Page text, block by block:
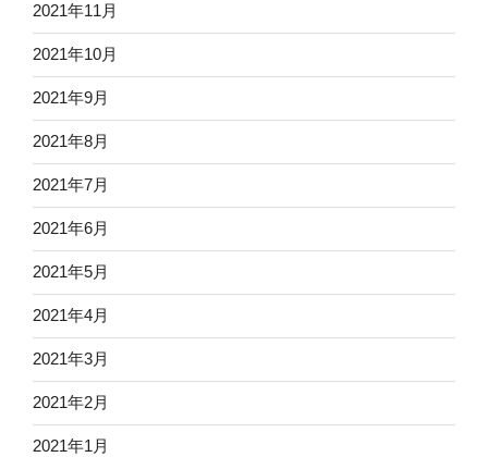
2021年11月
2021年10月
2021年9月
2021年8月
2021年7月
2021年6月
2021年5月
2021年4月
2021年3月
2021年2月
2021年1月